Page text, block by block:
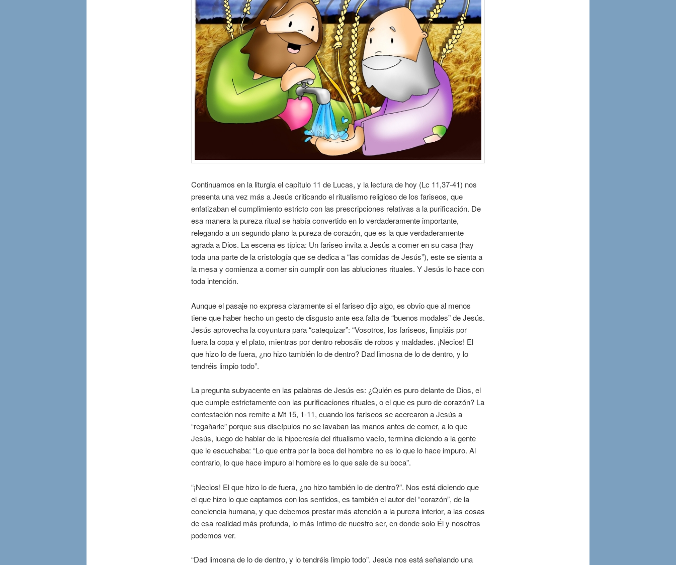
Continuamos en la liturgia el capítulo 11 de Lucas, y la lectura de hoy (Lc 11,37-41) nos
presenta una vez más a Jesús criticando el ritualismo religioso de los fariseos, que
enfatizaban el cumplimiento estricto con las prescripciones relativas a la purificación. De
esa manera la pureza ritual se había convertido en lo verdaderamente importante,
relegando a un segundo plano la pureza de corazón, que es la que verdaderamente
agrada a Dios. La escena es típica: Un fariseo invita a Jesús a comer en su casa (hay
toda una parte de la cristología que se dedica a “las comidas de Jesús”), este se sienta a
la mesa y comienza a comer sin cumplir con las abluciones rituales. Y Jesús lo hace con
toda intención.
Aunque el pasaje no expresa claramente si el fariseo dijo algo, es obvio que al menos
tiene que haber hecho un gesto de disgusto ante esa falta de “buenos modales” de Jesús.
Jesús aprovecha la coyuntura para “catequizar”: “Vosotros, los fariseos, limpiáis por
fuera la copa y el plato, mientras por dentro rebosáis de robos y maldades. ¡Necios! El
que hizo lo de fuera, ¿no hizo también lo de dentro? Dad limosna de lo de dentro, y lo
tendréis limpio todo”.
La pregunta subyacente en las palabras de Jesús es: ¿Quién es puro delante de Dios, el
que cumple estrictamente con las purificaciones rituales, o el que es puro de corazón? La
contestación nos remite a Mt 15, 1-11, cuando los fariseos se acercaron a Jesús a
“regañarle” porque sus discípulos no se lavaban las manos antes de comer, a lo que
Jesús, luego de hablar de la hipocresía del ritualismo vacío, termina diciendo a la gente
que le escuchaba: “Lo que entra por la boca del hombre no es lo que lo hace impuro. Al
contrario, lo que hace impuro al hombre es lo que sale de su boca”.
“¡Necios! El que hizo lo de fuera, ¿no hizo también lo de dentro?”. Nos está diciendo que
el que hizo lo que captamos con los sentidos, es también el autor del “corazón”, de la
conciencia humana, y que debemos prestar más atención a la pureza interior, a las cosas
de esa realidad más profunda, lo más íntimo de nuestro ser, en donde solo Él y nosotros
podemos ver.
“Dad limosna de lo de dentro, y lo tendréis limpio todo”. Jesús nos está señalando una